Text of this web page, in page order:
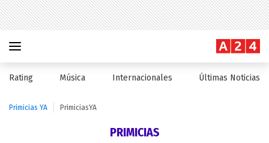
Rating Música Internacionales Últimas Noticias
Primicias YA PrimiciasYA
PRIMICIAS